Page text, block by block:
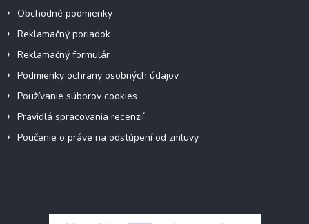
Obchodné podmienky
Reklamačný poriadok
Reklamačný formulár
Podmienky ochrany osobných údajov
Používanie súborov cookies
Pravidlá spracovania recenzií
Poučenie o práve na odstúpení od zmluvy